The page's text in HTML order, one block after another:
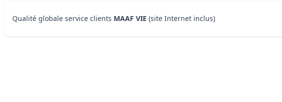
Qualité globale service clients MAAF VIE (site Internet inclus)